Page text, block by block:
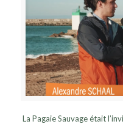
La Pagaie Sauvage était